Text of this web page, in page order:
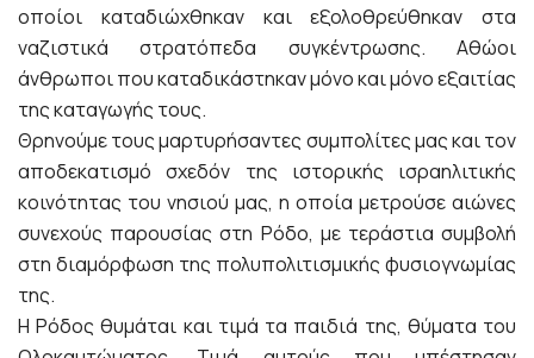
οποίοι καταδιώχθηκαν και εξολοθρεύθηκαν στα
ναζιστικά στρατόπεδα συγκέντρωσης. Αθώοι
άνθρωποι που καταδικάστηκαν μόνο και μόνο εξαιτίας
της καταγωγής τους.
Θρηνούμε τους μαρτυρήσαντες συμπολίτες μας και τον
αποδεκατισμό σχεδόν της ιστορικής ισραηλιτικής
κοινότητας του νησιού μας, η οποία μετρούσε αιώνες
συνεχούς παρουσίας στη Ρόδο, με τεράστια συμβολή
στη διαμόρφωση της πολυπολιτισμικής φυσιογνωμίας
της.
Η Ρόδος θυμάται και τιμά τα παιδιά της, θύματα του